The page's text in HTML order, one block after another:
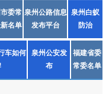
委常
名单
泉州公路信息
发布平台
泉州白蚁
防治
车如何
泉州公安发
布
福建省委
常委名单